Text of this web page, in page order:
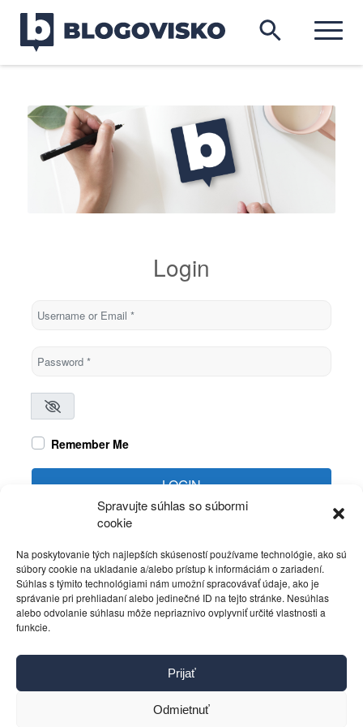
Spravujte súhlas so súbormi
cookie
Na poskytovanie tých najlepších skúseností používame technológie, ako sú
súbory cookie na ukladanie a/alebo prístup k informáciám o zariadení.
Súhlas s týmito technológiami nám umožní spracovávať údaje, ako je
správanie pri prehliadaní alebo jedinečné ID na tejto stránke. Nesúhlas
alebo odvolanie súhlasu môže nepriaznivo ovplyvniť určité vlastnosti a
funkcie.
Prijať
Odmietnuť
Login
Username or Email
Password*
Remember Me
LOGIN
Kontakt
Pravidlá používania